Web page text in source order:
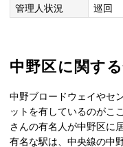
管理人状況
巡回
中野区に関す
中野ブロードウェイやセ
ットを有しているのがこ
さんの有名人が中野区に
有名な駅は、中央線の中